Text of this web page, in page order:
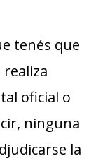
tenés que
realiza
oficial o
ninguna
la